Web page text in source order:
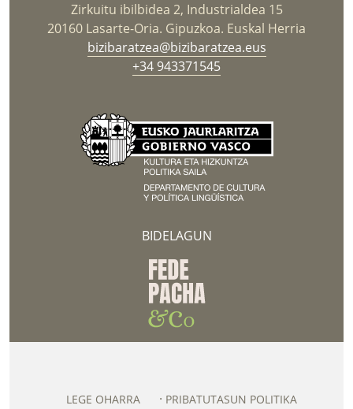
Zirkuitu ibilbidea 2, Industrialdea 15
20160 Lasarte-Oria. Gipuzkoa. Euskal Herria
bizibaratzea@bizibaratzea.eus
+34 943371545
BIDELAGUN
LEGE OHARRA PRIBATUTASUN POLITIKA